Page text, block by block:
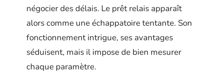
négocier des délais. Le prêt relais apparaît
alors comme une échappatoire tentante. Son
fonctionnement intrigue, ses avantages
séduisent, mais il impose de bien mesurer
chaque paramètre.